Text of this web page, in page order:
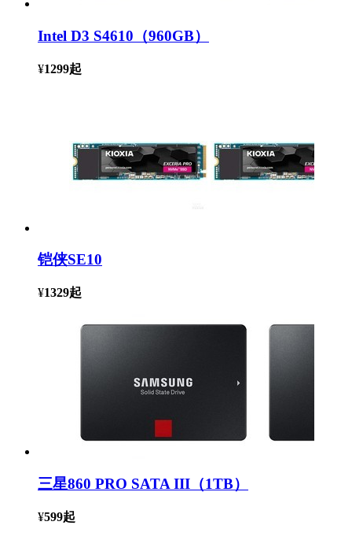
Intel D3 S4610（960GB）
¥1299起
铠侠SE10
¥1329起
三星860 PRO SATA III（1TB）
¥599起